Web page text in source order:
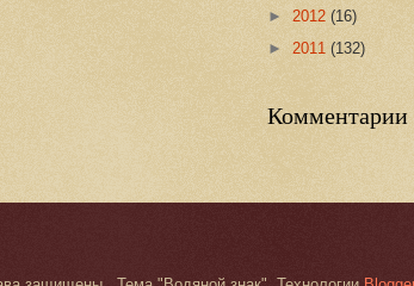
► 2012 (16)
► 2011 (132)
Комментарии